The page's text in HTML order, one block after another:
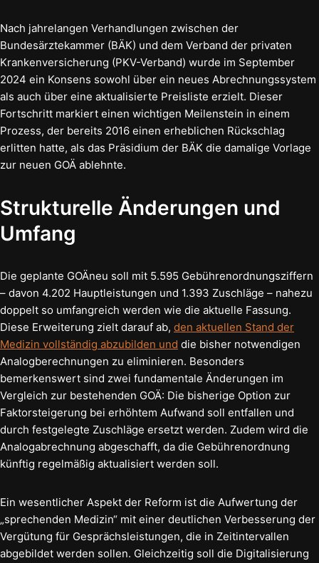
Nach jahrelangen Verhandlungen zwischen der
Bundesärztekammer (BÄK) und dem Verband der privaten
Krankenversicherung (PKV-Verband) wurde im September
2024 ein Konsens sowohl über ein neues Abrechnungssystem
als auch über eine aktualisierte Preisliste erzielt. Dieser
Fortschritt markiert einen wichtigen Meilenstein in einem
Prozess, der bereits 2016 einen erheblichen Rückschlag
erlitten hatte, als das Präsidium der BÄK die damalige Vorlage
zur neuen GOÄ ablehnte.
Strukturelle Änderungen und
Umfang
Die geplante GOÄneu soll mit 5.595 Gebührenordnungsziffern
– davon 4.202 Hauptleistungen und 1.393 Zuschläge – nahezu
doppelt so umfangreich werden wie die aktuelle Fassung.
Diese Erweiterung zielt darauf ab, den aktuellen Stand der
Medizin vollständig abzubilden und die bisher notwendigen
Analogberechnungen zu eliminieren. Besonders
bemerkenswert sind zwei fundamentale Änderungen im
Vergleich zur bestehenden GOÄ: Die bisherige Option zur
Faktorsteigerung bei erhöhtem Aufwand soll entfallen und
durch festgelegte Zuschläge ersetzt werden. Zudem wird die
Analogabrechnung abgeschafft, da die Gebührenordnung
künftig regelmäßig aktualisiert werden soll.
Ein wesentlicher Aspekt der Reform ist die Aufwertung der
„sprechenden Medizin“ mit einer deutlichen Verbesserung der
Vergütung für Gesprächsleistungen, die in Zeitintervallen
abgebildet werden sollen. Gleichzeitig soll die Digitalisierung